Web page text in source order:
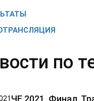
по
ЧЕ 2021. Финал.